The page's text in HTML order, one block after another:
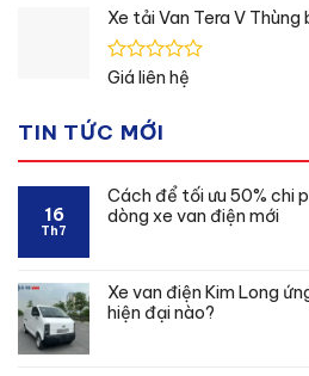
hạng
5
sao
Xe tải Van Tera V
Được
0
Giá liên hệ
TIN TỨC MỚI
16
Th7
Cách để tối ưu 50% chi
dòng xe van điện mới
Xe van điện Kim Long
hiện đại nào?